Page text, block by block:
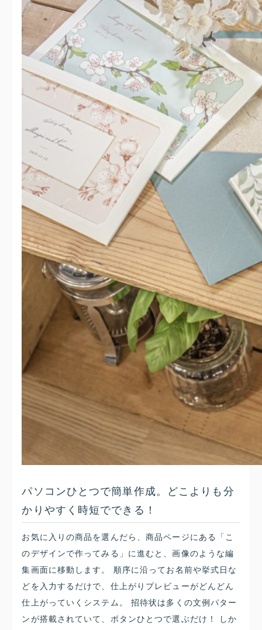
パソコンひとつで簡単作成。どこよりも分
かりやすく時短でできる！
お気に入りの商品を選んだら、商品ページにある「こ
のデザインで作ってみる」に進むと、画像のような編
集画面に移動します。 順序に沿ってお名前や挙式日な
どを入力するだけで、仕上がりプレビューがどんどん
仕上がっていくシステム。 招待状は多くの文例パター
ンが搭載されていて、ボタンひとつで選ぶだけ！ しか